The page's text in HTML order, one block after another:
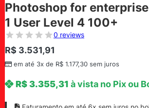
Photoshop for
1 User Level 4 100+
0 reviews
R$ 3.531,91
em até 3x de R$ 1.177,30 sem juros
R$3.355,31 à vista no Pix ou